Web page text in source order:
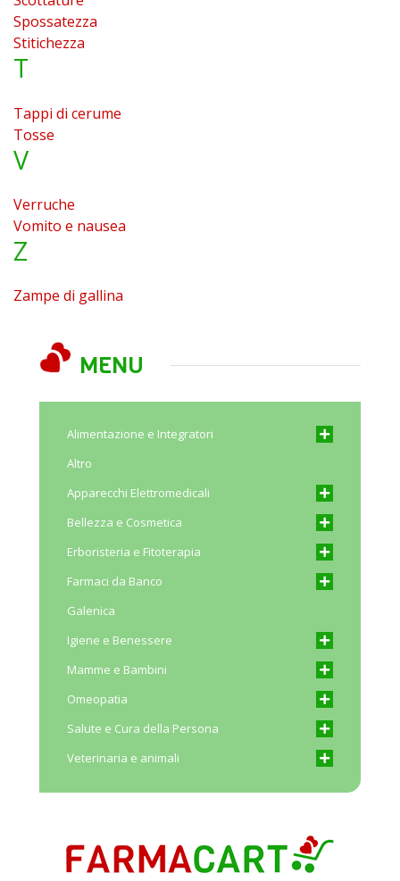
Spossatezza
Stitichezza
T
Tappi di cerume
Tosse
V
Verruche
Vomito e nausea
Z
Zampe di gallina
MENU
Alimentazione e Integratori
Altro
Apparecchi Elettromedicali
Bellezza e Cosmetica
Erboristeria e Fitoterapia
Farmaci da Banco
Galenica
Igiene e Benessere
Mamme e Bambini
Omeopatia
Salute e Cura della Persona
Veterinaria e animali